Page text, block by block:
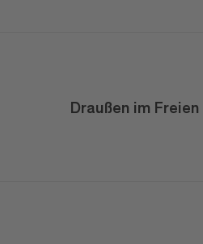
Draußen im Freien